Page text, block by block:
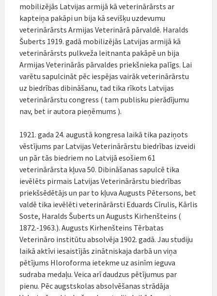
mobilizējās Latvijas armijā kā veterinārārsts ar
kapteiņa pakāpi un bija kā sevišķu uzdevumu
veterinārārsts Armijas Veterinārā pārvaldē. Haralds
Šuberts 1919. gadā mobilizējās Latvijas armijā kā
veterinārārsts pulkveža leitnanta pakāpē un bija
Armijas Veterinārās pārvaldes priekšnieka palīgs. Lai
varētu sapulcināt pēc iespējas vairāk veterinārārstu
uz biedrības dibināšanu, tad tika rīkots Latvijas
veterinārārstu congress ( tam publisku pierādījumu
nav, bet ir autora pieņēmums ).
1921. gada 24. augustā kongresa laikā tika paziņots
vēstījums par Latvijas Veterinārārstu biedrības izveidi
un pār tās biedriem no Latvijā esošiem 61
veterinārārsta kļuva 50. Dibināšanas sapulcē tika
ievēlēts pirmais Latvijas Veterinārārstu biedrības
priekšsēdētājs un par to kļuva Augusts Pētersons, bet
valdē tika ievēlēti veterinārārsti Eduards Cīrulis, Kārlis
Soste, Haralds Šuberts un Augusts Kirhenšteins (
1872.-1963.). Augusts Kirhenšteins Tērbatas
Veterināro institūtu absolvēja 1902. gadā. Jau studiju
laikā aktīvi iesaistījās zinātniskaja darbā un viņa
pētījums Hloroforma ietekme uz asinīm ieguva
sudraba medaļu. Veica arī daudzus pētījumus par
pienu. Pēc augstskolas absolvēšanas strādāja